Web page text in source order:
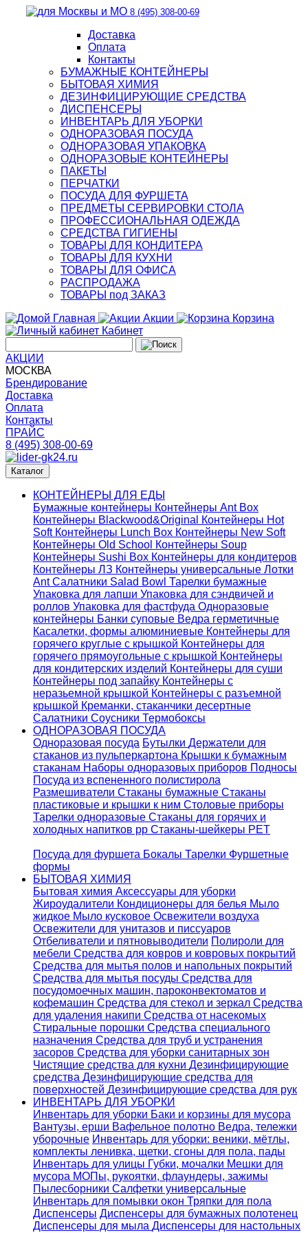
8 (495) 308-00-69
Доставка
Оплата
Контакты
БУМАЖНЫЕ КОНТЕЙНЕРЫ
БЫТОВАЯ ХИМИЯ
ДЕЗИНФИЦИРУЮЩИЕ СРЕДСТВА
ДИСПЕНСЕРЫ
ИНВЕНТАРЬ ДЛЯ УБОРКИ
ОДНОРАЗОВАЯ ПОСУДА
ОДНОРАЗОВАЯ УПАКОВКА
ОДНОРАЗОВЫЕ КОНТЕЙНЕРЫ
ПАКЕТЫ
ПЕРЧАТКИ
ПОСУДА ДЛЯ ФУРШЕТА
ПРЕДМЕТЫ СЕРВИРОВКИ СТОЛА
ПРОФЕССИОНАЛЬНАЯ ОДЕЖДА
СРЕДСТВА ГИГИЕНЫ
ТОВАРЫ ДЛЯ КОНДИТЕРА
ТОВАРЫ ДЛЯ КУХНИ
ТОВАРЫ ДЛЯ ОФИСА
РАСПРОДАЖА
ТОВАРЫ под ЗАКАЗ
Главная
Акции
Корзина
Кабинет
АКЦИИ
МОСКВА
Брендирование
Доставка
Оплата
Контакты
ПРАЙС
8 (495) 308-00-69
Каталог
КОНТЕЙНЕРЫ ДЛЯ ЕДЫ
Бумажные контейнеры Контейнеры Ant Box
Контейнеры Blackwood&Original
Контейнеры Hot
Soft Контейнеры Lunch Box Контейнеры New Soft
Контейнеры Old School Контейнеры Soup
Контейнеры Sushi Box Контейнеры для кондитеров
Контейнеры ЛЗ Контейнеры универсальные Лотки
AntСалатники Salad Bowl Тарелки бумажные
Упаковка для лапши Упаковка для сэндвичей и
роллов Упаковка для фастфуда Одноразовые
контейнеры Банки суповые Ведра герметичные
Касалетки, формы алюминиевые Контейнеры для
горячего круглые с крышкой Контейнеры для
горячего прямоугольные с крышкой Контейнеры
для кондитерских изделий Контейнеры для суши
Контейнеры под запайку Контейнеры с
неразьемной крышкой Контейнеры с разъемной
крышкой Креманки, стаканчики десертные
Салатники Соусники Термобоксы
ОДНОРАЗОВАЯ ПОСУДА
Одноразовая посуда Бутылки Держатели для
стаканов из пульперкартона Крышки к бумажным
стаканам Наборы одноразовых приборов Подносы
Посуда из вспененного полистирола
Размешиватели Стаканы бумажные Стаканы
пластиковые и крышки к ним Столовые приборы
Тарелки одноразовые Стаканы для горячих и
холодных напитков pp Стаканы-шейкеры PET
Посуда для фуршета Бокалы Тарелки Фуршетные
формы
БЫТОВАЯ ХИМИЯ
Бытовая химия Аксессуары для уборки
Жироудалители Кондиционеры для белья Мыло
жидкое Мыло кусковое Освежители воздуха
Освежители для унитазов и писсуаров
Отбеливатели и пятновыводители Полироли для
мебели Средства для ковров и ковровых покрытий
Средства для мытья полов и напольных покрытий
Средства для мытья посуды Средства для
посудомоечных машин, пароконвектоматов и
кофемашин Средства для стекол и зеркал Средства
для удаления накипи Средства от насекомых
Стиральные порошки Cредства специального
назначения Средства для труб и устранения
засоров Средства для уборки санитарных зон
Чистящие средства для кухни Дезинфицирующие
средства Дезинфицирующие средства для
поверхностей Дезинфицирующие средства для рук
ИНВЕНТАРЬ ДЛЯ УБОРКИ
Инвентарь для уборки Баки и корзины для мусора
Вантузы, ерши Вафельное полотно Ведра, тележки
уборочные Инвентарь для уборки: веники, мётлы,
комплекты ленивка, щетки, сгоны для пола, пады
Инвентарь для улицы Губки, мочалки Мешки для
мусора МОПы, рукоятки, флаундеры, зажимы
Пылесборники Салфетки универсальные
Инвентарь для помывки окон Тряпки для пола
Диспенсеры Диспенсеры для бумажных полотенец
Диспенсеры для мыла Диспенсеры для настольных